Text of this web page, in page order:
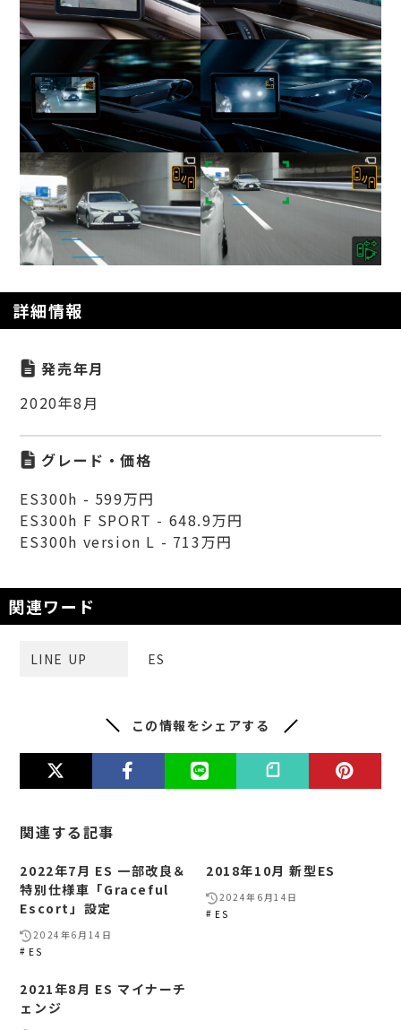
詳細情報
発売年月
2020年8月
グレード・価格
ES300h - 599万円
ES300h F SPORT - 648.9万円
ES300h version L - 713万円
関連ワード
LINE UP ES
この情報をシェアする
関連する記事
2022年7月 ES 一部改良＆
特別仕様車「Graceful
Escort」設定
2024年6月14日
ES
2018年10月 新型ES
2024年6月14日
ES
2021年8月 ES マイナーチ
ェンジ